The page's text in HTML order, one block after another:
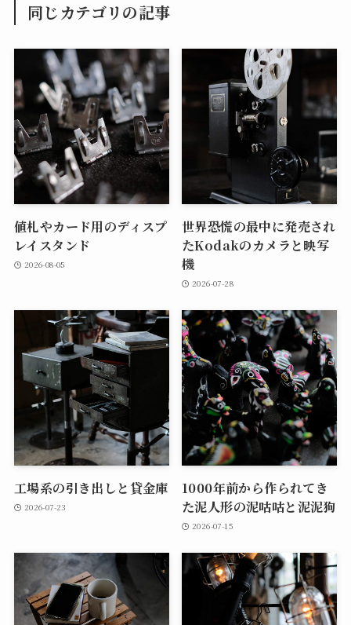
同じカテゴリの記事
値札やカード用のディスプ
レイスタンド
2026-08-05
世界恐慌の最中に発売され
たKodakのカメラと映写
機
2026-07-28
工場系の引き出しと貸金庫
2026-07-23
1000年前から作られてき
た泥人形の泥咕咕と泥泥狗
2026-07-15